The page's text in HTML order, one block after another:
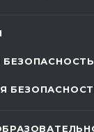
БЕЗОПАСНОСТЬ